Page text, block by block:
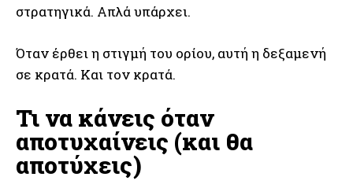
στρατηγικά. Απλά υπάρχει.
Όταν έρθει η στιγμή του ορίου, αυτή η δεξαμενή
σε κρατά. Και τον κρατά.
Τι να κάνεις όταν
αποτυχαίνεις (και θα
αποτύχεις)